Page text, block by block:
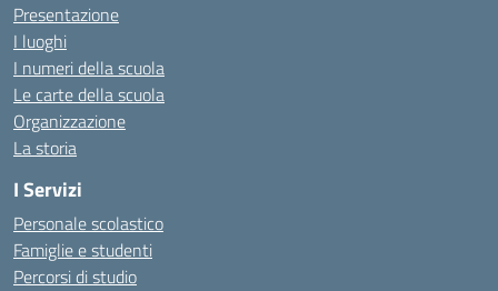
Presentazione
I luoghi
I numeri della scuola
Le carte della scuola
Organizzazione
La storia
I Servizi
Personale scolastico
Famiglie e studenti
Percorsi di studio